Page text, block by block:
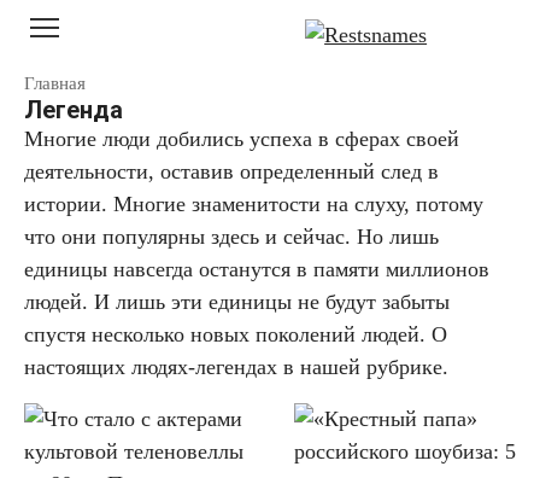
Перейти
контенту
Главная
Легенда
Многие люди добились успеха в сферах своей
деятельности, оставив определенный след в
истории. Многие знаменитости на слуху, потому
что они популярны здесь и сейчас. Но лишь
единицы навсегда останутся в памяти миллионов
людей. И лишь эти единицы не будут забыты
спустя несколько новых поколений людей. О
настоящих людях-легендах в нашей рубрике.